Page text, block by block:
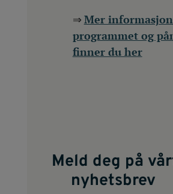
⇒ Mer
programmet og
finner du her
Meld deg på
nyhetsbrev